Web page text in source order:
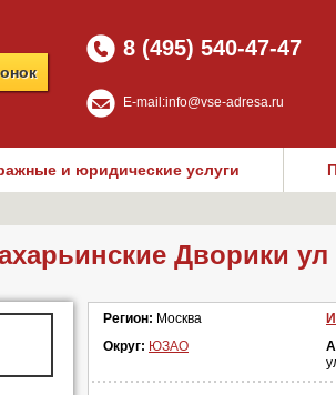
8 (495) 540-47-47
E-mail:info@vse-adresa.ru
и юридические услуги
Дворики ул
Регион: Москва
Округ: ЮЗАО